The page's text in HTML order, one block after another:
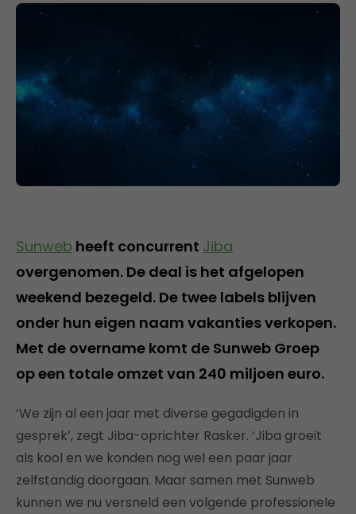
Sunweb heeft concurrent Jiba
overgenomen. De deal is het afgelopen
weekend bezegeld. De twee labels blijven
onder hun eigen naam vakanties verkopen.
Met de overname komt de Sunweb Groep
op een totale omzet van 240 miljoen euro.
‘We zijn al een jaar met diverse gegadigden in
gesprek’, zegt Jiba-oprichter Rasker. ‘Jiba groeit
als kool en we konden nog wel een paar jaar
zelfstandig doorgaan. Maar samen met Sunweb
kunnen we nu versneld een volgende professionele